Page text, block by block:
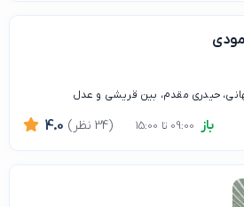
حیدری مقدم، بین قریشی و عدل
باز 4.0 (34 نظر)